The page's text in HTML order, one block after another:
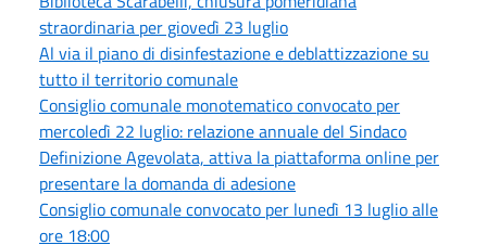
straordinaria per giovedì 23 luglio
Al via il piano di disinfestazione e deblattizzazione su
tutto il territorio comunale
Consiglio comunale monotematico convocato per
mercoledì 22 luglio: relazione annuale del Sindaco
Definizione Agevolata, attiva la piattaforma online per
presentare la domanda di adesione
Consiglio comunale convocato per lunedì 13 luglio alle
ore 18:00